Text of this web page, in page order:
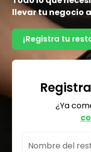
llevar tu negocio
¡Registra tu
¿Ya
Nombre del